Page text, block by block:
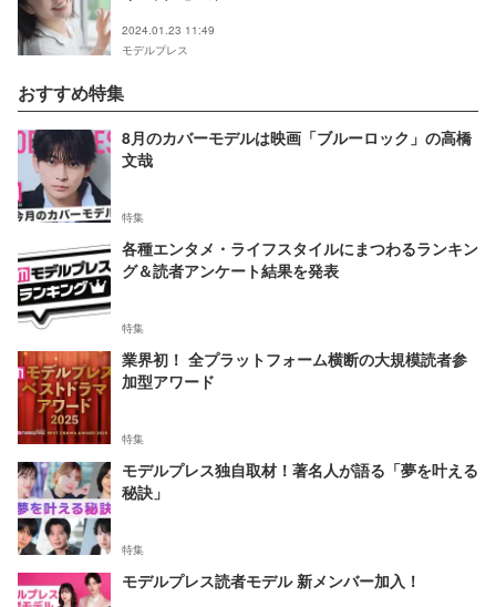
2024.01.23 11:49
モデルプレス
おすすめ特集
8月のカバーモデルは映画「ブルーロック」の高橋
文哉
特集
各種エンタメ・ライフスタイルにまつわるランキン
グ＆読者アンケート結果を発表
特集
業界初！ 全プラットフォーム横断の大規模読者参
加型アワード
特集
モデルプレス独自取材！著名人が語る「夢を叶える
秘訣」
特集
モデルプレス読者モデル 新メンバー加入！